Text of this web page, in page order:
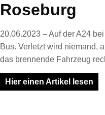
Roseburg
20.06.2023 – Auf der A24
Bus. Verletzt wird niemand,
das brennende Fahrzeug
Hier einen Artikel lesen